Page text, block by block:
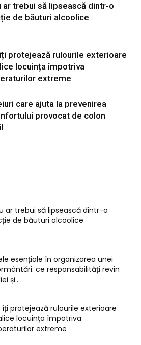
ar trebui să lipsească dintr-o
de băuturi alcoolice
protejează rulourile exterioare
locuința împotriva
extreme
care ajuta la prevenirea
provocat de colon
ar trebui să lipsească dintr-o
de băuturi alcoolice
esențiale în organizarea unei
ce responsabilități revin
și...
protejează rulourile exterioare
locuința împotriva
extreme